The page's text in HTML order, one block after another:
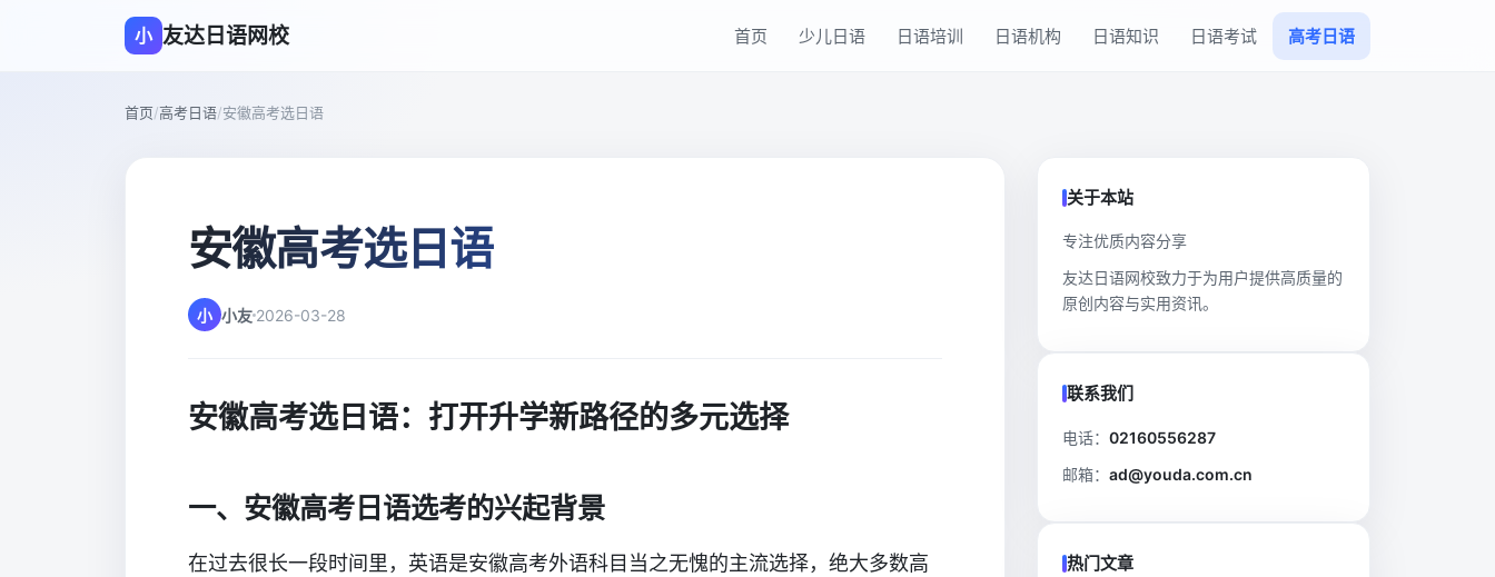
小 友达日语网校 首页 少儿日语 日语培训 日语机构 日语知识 日语考试 高考日语
首页/高考日语/安徽高考选日语
安徽高考选日语
小 小友 2026-03-28
安徽高考选日语：打开升学新路径的多元选择
一、安徽高考日语选考的兴起背景
在过去很长一段时间里，英语是安徽高考外语科目当之无愧的主流选择，绝大多数高
关于本站
专注优质内容分享
友达日语网校致力于为用户提供高质量的
原创内容与实用资讯。
联系我们
电话： 02160556287
邮箱： ad@youda.com.cn
热门文章